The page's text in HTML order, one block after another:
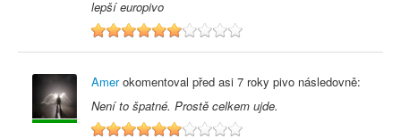
lepší europivo
6
Amerokomentoval před asi 7 roky pivo následovně:
Není to špatné. Prostě celkem ujde.
6